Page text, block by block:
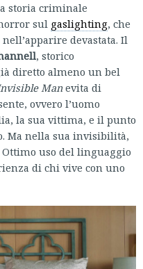
storia criminale
sul gaslighting, che
nell’apparire devastata. Il
, storico
diretto almeno un bel
Manevita di
ovvero l’uomo
la sua vittima, e il punto
Ma nella sua invisibilità,
uso del linguaggio
di chi vive con uno